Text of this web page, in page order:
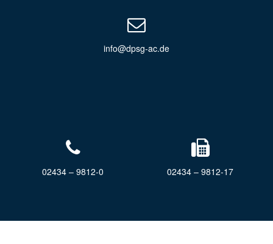
info@dpsg-ac.de
02434 – 9812-0 02434 – 9812-17